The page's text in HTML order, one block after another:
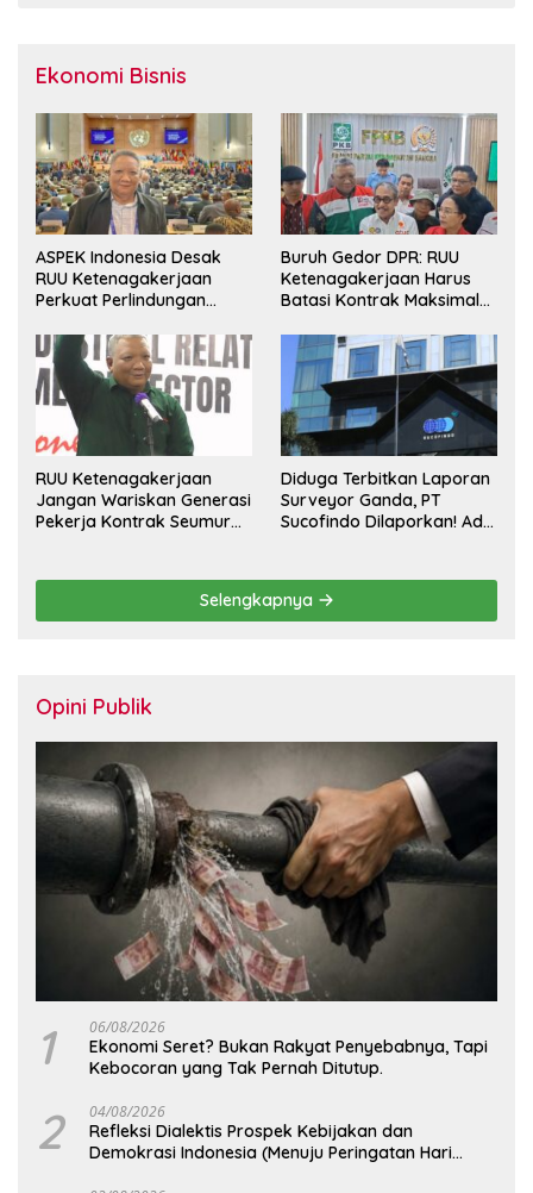
Ekonomi Bisnis
ASPEK Indonesia Desak
RUU Ketenagakerjaan
Perkuat Perlindungan
Pesangon
Buruh Gedor DPR: RUU
Ketenagakerjaan Harus
Batasi Kontrak Maksimal
Berbasis KHL
RUU Ketenagakerjaan
Jangan Wariskan Generasi
Pekerja Kontrak Seumur
Diduga Terbitkan Laporan
Surveyor Ganda, PT
Sucofindo Dilaporkan! Ada
Selengkapnya
Opini Publik
1 06/08/2026
Ekonomi Seret? Bukan Rakyat Penyebabnya, Tapi
Kebocoran yang Tak Pernah Ditutup.
2 04/08/2026
Refleksi Dialektis Prospek Kebijakan dan
Demokrasi Indonesia (Menuju Peringatan Hari